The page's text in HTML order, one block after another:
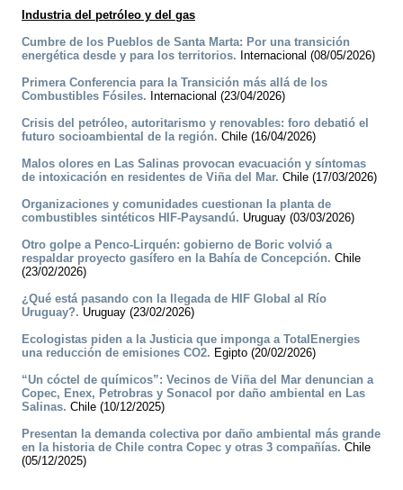
Industria del petróleo y del gas
Cumbre de los Pueblos de Santa Marta: Por una transición
energética desde y para los territorios. Internacional (08/05/2026)
Primera Conferencia para la Transición más allá de los
Combustibles Fósiles. Internacional (23/04/2026)
Crisis del petróleo, autoritarismo y renovables: foro debatió el
futuro socioambiental de la región. Chile (16/04/2026)
Malos olores en Las Salinas provocan evacuación y síntomas
de intoxicación en residentes de Viña del Mar. Chile (17/03/2026)
Organizaciones y comunidades cuestionan la planta de
combustibles sintéticos HIF-Paysandú. Uruguay (03/03/2026)
Otro golpe a Penco-Lirquén: gobierno de Boric volvió a
respaldar proyecto gasífero en la Bahía de Concepción. Chile
(23/02/2026)
¿Qué está pasando con la llegada de HIF Global al Río
Uruguay?. Uruguay (23/02/2026)
Ecologistas piden a la Justicia que imponga a TotalEnergies
una reducción de emisiones CO2. Egipto (20/02/2026)
“Un cóctel de químicos”: Vecinos de Viña del Mar denuncian a
Copec, Enex, Petrobras y Sonacol por daño ambiental en Las
Salinas. Chile (10/12/2025)
Presentan la demanda colectiva por daño ambiental más grande
en la historia de Chile contra Copec y otras 3 compañías. Chile
(05/12/2025)